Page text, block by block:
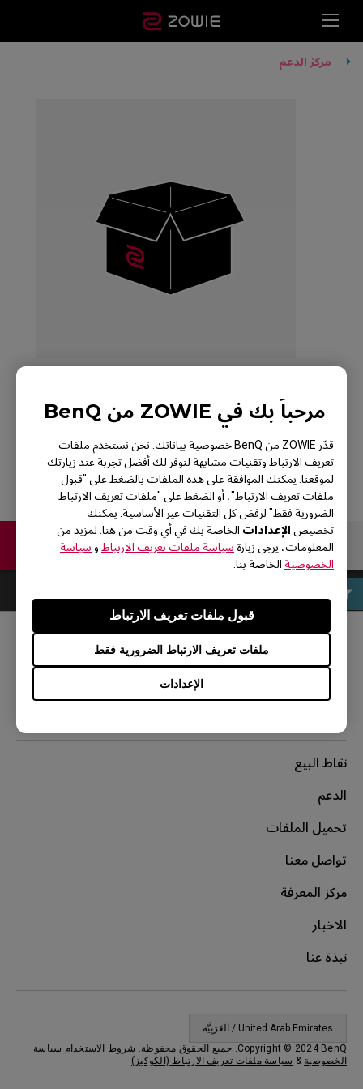
مرحباً بك في ZOWIE من BenQ
قدّر ZOWIE من BenQ خصوصية بياناتك. نحن نستخدم ملفات
تعريف الارتباط وتقنيات مشابهة لنوفر لك أفضل تجربة عند زيارتك
لموقعنا. يمكنك الموافقة على هذه الملفات بالضغط على "قبول
ملفات تعريف الارتباط"، أو الضغط على "ملفات تعريف الارتباط
الضرورية فقط" لرفض كل التقنيات غير الأساسية. يمكنك
تخصيص الإعدادات الخاصة بك في أي وقت من هنا. لمزيد من
المعلومات، يرجى زيارة سياسة ملفات تعريف الارتباط و سياسة
الخصوصية الخاصة بنا.
الإعدادات
ملفات تعريف الارتباط الضرورية فقط
قبول ملفات تعريف الارتباط
مركز الدعم
EC2-B SE
اتصل بنا
مواقع التواصل الاجتماعي
نقاط البيع
الدعم
تحميل الملفات
تواصل معنا
مركز المعرفة
الاخبار
نبذة عنا
United Arab Emirates / العَرَبِيَّة
Copyright © 2024 BenQ. جميع الحقوق محفوظة. شروط الاستخدام
سياسة
الخصوصية & سياسة ملفات تعريف الارتباط (الكوكيز)